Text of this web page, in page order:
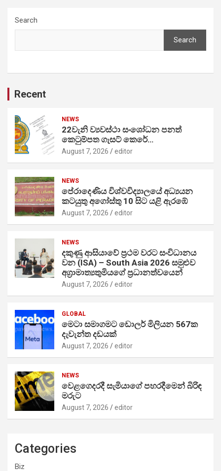
Search
Search
Recent
NEWS
22වැනි ව්‍යවස්ථා සංශෝධන පනත්
කෙටුම්පත ගැසට් කෙරේ…
August 7, 2026 editor
NEWS
පේරාදෙණිය විශ්වවිද්‍යාලයේ අධ්‍යයන
කටයුතු අගෝස්තු 10 සිට යළි ඇරඹේ
August 7, 2026 editor
NEWS
දකුණු ආසියාවේ ප්‍රථම වරට සංවිධානය
වන (ISA) – South Asia 2026 සමුළුව
අග්‍රාමාත්‍යතුමියගේ ප්‍රධානත්වයෙන්
August 7, 2026 editor
GLOBAL
මෙටා සමාගමට ඩොලර් මිලියන 567ක
දැවැන්ත දඩයක්
August 7, 2026 editor
NEWS
වෙළගෙදරදී සැමියාගේ පහරදීමෙන් බිරිඳ
මරුට
August 7, 2026 editor
Categories
Biz